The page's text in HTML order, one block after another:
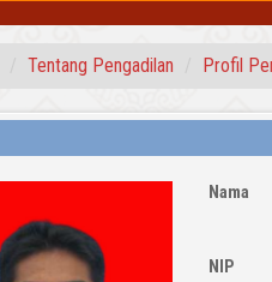
Tentang Pengadilan Profil
Nama
NIP